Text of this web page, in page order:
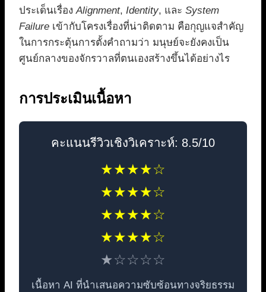
ประเด็นเรื่องAlignment, Identity, และ System
Failure เข้ากับโครงเรื่องที่น่าติดตาม คือกุญแจสำคัญ
ในการกระตุ้นการตั้งคำถามว่า มนุษย์จะยังคงเป็น
ศูนย์กลางของจักรวาลที่ตนเองสร้างขึ้นได้อย่างไร
การประเมินเนื้อหา
คะแนนรีวิวเชิงวิเคราะห์: 8.5/10
★★★★☆
★★★★☆
★★★★☆
★★★★☆
★☆☆☆☆
เนื้อหา AI ที่นำเสนอความซับซ้อนทางจริยธรรม